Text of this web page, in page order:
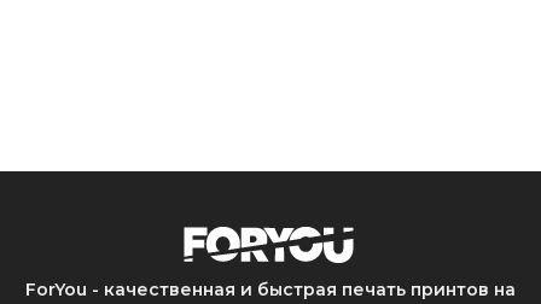
ForYou - качественная и быстрая печать принтов на